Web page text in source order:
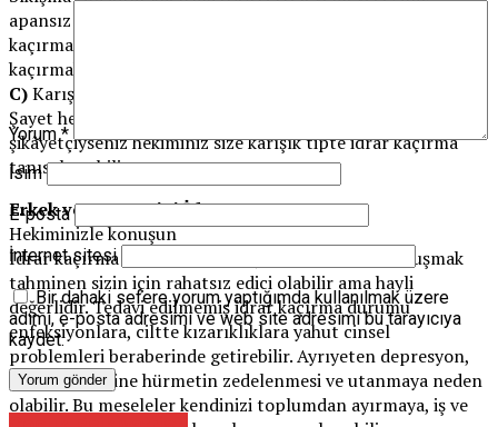
apansız sıkışma hissiyle birlikte meydana gelen idrar
kaçırma durumudur. Mesane kası kasılır ve siz idrar
kaçırmak istemediğiniz halde idrar kaçırırsınız.
C)Karışık tipte idrar kaçırma
Şayet hem sıkışma hem de gerilim idrar kaçırmadan
şikâyetçiyseniz hekiminiz size karışık tipte idrar kaçırma
tanısı koyabilir.
Erkek ve Bayan Tipi İdrar Kaçırma
Hekiminizle konuşun
İdrar kaçırma durumunu üroloji uzmanınız ile konuşmak
tahminen sizin için rahatsız edici olabilir ama hayli
değerlidir. Tedavi edilmemiş idrar kaçırma durumu
enfeksiyonlara, ciltte kızarıklıklara yahut cinsel
problemleri beraberinde getirebilir. Ayrıyeten depresyon,
gerilim, kendine hürmetin zedelenmesi ve utanmaya neden
olabilir. Bu meseleler kendinizi toplumdan ayırmaya, iş ve
Yorum*
İsim
E-posta
İnternet sitesi
Bir dahaki sefere yorum yaptığımda kullanılmak üzere
adımı, e-posta adresimi ve web site adresimi bu tarayıcıya
kaydet.